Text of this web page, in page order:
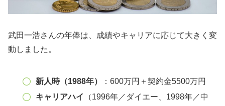
武田一浩さんの年俸は、成績やキャリアに応じて大きく変
動しました。
新人時（1988年）
：600万円＋契約金5500万円
キャリアハイ
（1996年／ダイエー、1998年／中